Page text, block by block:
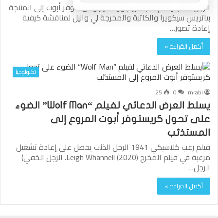
الرجل الذئب ينضم النجمان جوليا غارنر وكريستوفر أبوت إلى المنتجة
بياتريس سيكويرا والكاتبة والمخرجة لي وانيل لمناقشة كيفية
إعادة تصور…
أكمل القراءة »
تكنولوجيا
mrabi
0
25
يسلط العرض الدعائي لفيلم “Wolf Man” الضوء
على تحول كريستوفر أبوت المروع إلى
المستذئب
فيلم رعب كلاسيكي 1941 الرجل الذئب يحصل على إعادة تشغيل
مرعبة في فيلم المخرج Leigh Whannell (2020). الرجل الخفي)
الرجل…
أكمل القراءة »